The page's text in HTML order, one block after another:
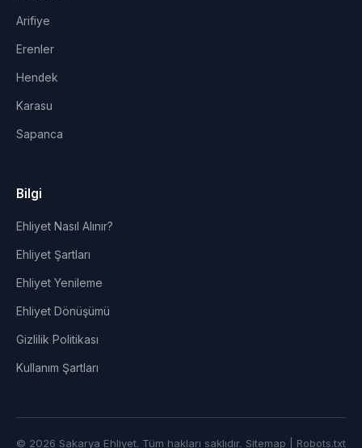
Arifiye
Erenler
Hendek
Karasu
Sapanca
Bilgi
Ehliyet Nasıl Alınır?
Ehliyet Şartları
Ehliyet Yenileme
Ehliyet Dönüşümü
Gizlilik Politikası
Kullanım Şartları
© 2026 Sakarya Ehliyet. Tüm hakları saklıdır. Sitemap Robots.txt